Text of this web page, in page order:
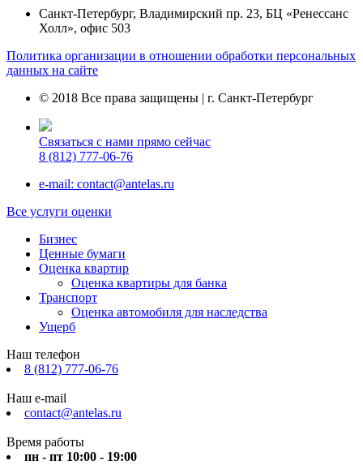
Санкт-Петербург, Владимирский пр. 23, БЦ «Ренессанс
Холл», офис 503
Политика организации в отношении обработки персональных
данных на сайте
© 2018 Все права защищены | г. Санкт-Петербург
Связаться с нами прямо сейчас
8 (812) 777-06-76
e-mail: contact@antelas.ru
Все услуги оценки
Бизнес
Ценные бумаги
Оценка квартир
Оценка квартиры для банка
Транспорт
Оценка автомобиля для наследства
Ущерб
Наш телефон
8 (812) 777-06-76
Наш e-mail
contact@antelas.ru
Время работы
пн - пт 10:00 - 19:00